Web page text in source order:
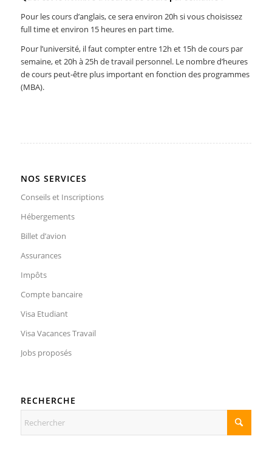
Pour les cours d’anglais, ce sera environ 20h si vous choisissez
full time et environ 15 heures en part time.
Pour l’université, il faut compter entre 12h et 15h de cours par
semaine, et 20h à 25h de travail personnel. Le nombre d’heures
de cours peut-être plus important en fonction des programmes
(MBA).
NOS SERVICES
Conseils et Inscriptions
Hébergements
Billet d’avion
Assurances
Impôts
Compte bancaire
Visa Etudiant
Visa Vacances Travail
Jobs proposés
RECHERCHE